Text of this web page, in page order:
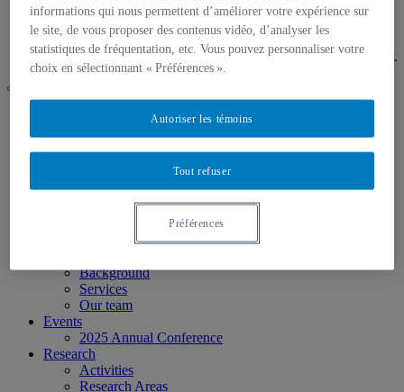
Research Areas
Call for projects
Contact us
Background
Services
Our team
Events
2025 Annual Conference
Research
Activities
Research Areas
informations qui nous permettent d’améliorer votre expérience sur
le site, de vous proposer des contenus vidéo, d’analyser les
statistiques de fréquentation, etc. Vous pouvez personnaliser votre
choix en sélectionnant « Préférences ».
Tout refuser
Autoriser les témoins
Préférences